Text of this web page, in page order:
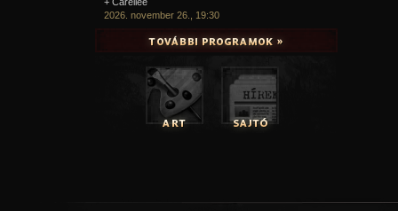
2026. november 26., 19:30